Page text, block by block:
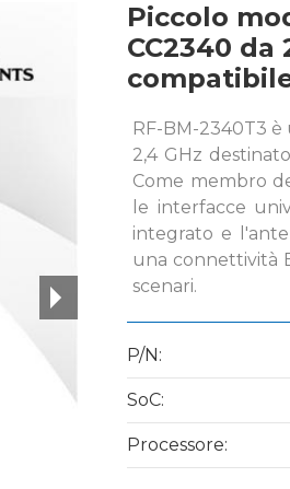
Piccolo
CC2340 da
RF-BM-2340T3
2,4 GHz
Come membro
le interfacce
integrato e
una connettività
scenari.
P/N:
SoC:
Processore: